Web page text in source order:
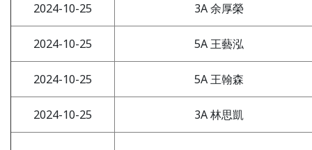
2024-10-25 3A 余厚榮
2024-10-25 5A 王藝泓
2024-10-25 5A 王翰森
2024-10-25 3A 林思凱